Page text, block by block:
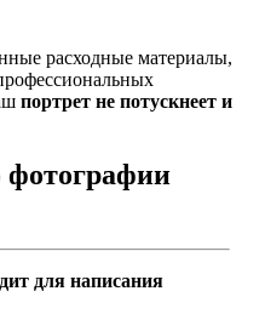
расходные материалы,
портрет не потускнеет и
фотографии
для написания